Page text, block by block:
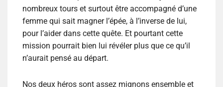
nombreux tours et surtout être accompagné d’une
femme qui sait magner l’épée, à l’inverse de lui,
pour l’aider dans cette quête. Et pourtant cette
mission pourrait bien lui révéler plus que ce qu’il
n’aurait pensé au départ.
Nos deux héros sont assez mignons ensemble et